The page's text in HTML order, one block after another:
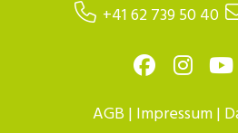
+41 62 739 50 40
AGB | Impressum|